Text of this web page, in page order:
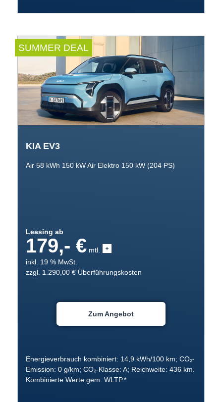
SUMMER DEAL
KIA EV3
Air 58 kWh 150 kW Air Elektro 150 kW (204 PS)
Leasing ab
179,- € mtl.
inkl. 19 % MwSt.
zzgl. 1.290,00 € Überführungskosten
Zum Angebot
Energieverbrauch kombiniert: 14,9 kWh/100 km; CO₂-
Emission: 0 g/km; CO₂-Klasse: A; Reichweite: 436 km.
Kombinierte Werte gem. WLTP.*